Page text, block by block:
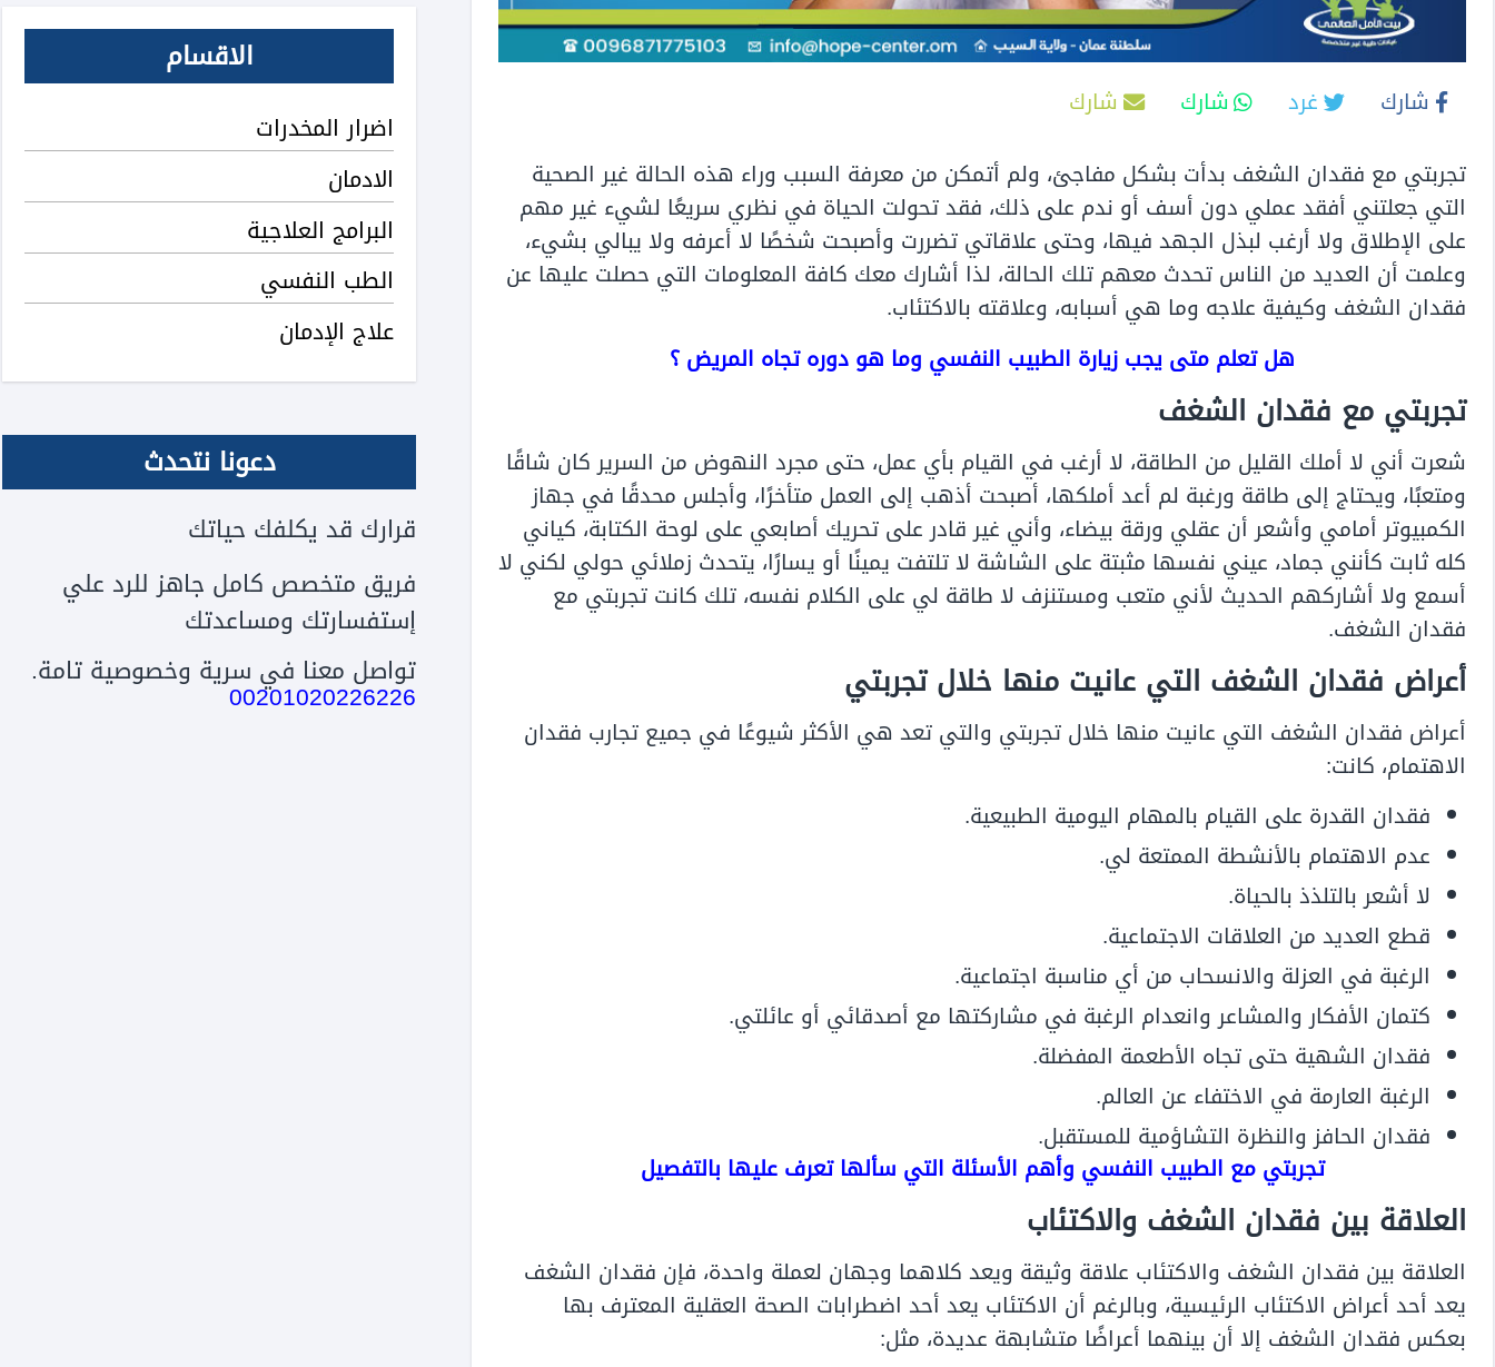
شارك غرد شارك
شارك
تجربتي مع فقدان الشغف بدأت بشكل مفاجئ، ولم أتمكن من معرفة السبب وراء هذه الحالة غير الصحية
التي جعلتني أفقد عملي دون أسف أو ندم على ذلك، فقد تحولت الحياة في نظري سريعًا لشيء غير مهم
على الإطلاق ولا أرغب لبذل الجهد فيها، وحتى علاقاتي تضررت وأصبحت شخصًا لا أعرفه ولا يبالي بشيء،
وعلمت أن العديد من الناس تحدث معهم تلك الحالة، لذا أشارك معك كافة المعلومات التي حصلت عليها عن
فقدان الشغف وكيفية علاجه وما هي أسبابه، وعلاقته بالاكتئاب.
هل تعلم متى يجب زيارة الطبيب النفسي وما هو دوره تجاه المريض ؟
تجربتي مع فقدان الشغف
شعرت أني لا أملك القليل من الطاقة، لا أرغب في القيام بأي عمل، حتى مجرد النهوض من السرير كان شاقًا
ومتعبًا، ويحتاج إلى طاقة ورغبة لم أعد أملكها، أصبحت أذهب إلى العمل متأخرًا، وأجلس محدقًا في جهاز
الكمبيوتر أمامي وأشعر أن عقلي ورقة بيضاء، وأني غير قادر على تحريك أصابعي على لوحة الكتابة، كياني
كله ثابت كأنني جماد، عيني نفسها مثبتة على الشاشة لا تلتفت يمينًا أو يسارًا، يتحدث زملائي حولي لكني لا
أسمع ولا أشاركهم الحديث لأني متعب ومستنزف لا طاقة لي على الكلام نفسه، تلك كانت تجربتي مع
فقدان الشغف.
أعراض فقدان الشغف التي عانيت منها خلال تجربتي
أعراض فقدان الشغف التي عانيت منها خلال تجربتي والتي تعد هي الأكثر شيوعًا في جميع تجارب فقدان
الاهتمام، كانت:
فقدان القدرة على القيام بالمهام اليومية الطبيعية.
عدم الاهتمام بالأنشطة الممتعة لي.
لا أشعر بالتلذذ بالحياة.
قطع العديد من العلاقات الاجتماعية.
الرغبة في العزلة والانسحاب من أي مناسبة اجتماعية.
كتمان الأفكار والمشاعر وانعدام الرغبة في مشاركتها مع أصدقائي أو عائلتي.
فقدان الشهية حتى تجاه الأطعمة المفضلة.
الرغبة العارمة في الاختفاء عن العالم.
فقدان الحافز والنظرة التشاؤمية للمستقبل.
تجربتي مع الطبيب النفسي وأهم الأسئلة التي سألها تعرف عليها بالتفصيل
العلاقة بين فقدان الشغف والاكتئاب
العلاقة بين فقدان الشغف والاكتئاب علاقة وثيقة ويعد كلاهما وجهان لعملة واحدة، فإن فقدان الشغف
يعد أحد أعراض الاكتئاب الرئيسية، وبالرغم أن الاكتئاب يعد أحد اضطرابات الصحة العقلية المعترف بها
بعكس فقدان الشغف إلا أن بينهما أعراضًا متشابهة عديدة، مثل:
الاقسام
اضرار المخدرات
الادمان
البرامج العلاجية
الطب النفسي
علاج الإدمان
دعونا نتحدث
قرارك قد يكلفك حياتك
فريق متخصص كامل جاهز للرد علي
إستفسارتك ومساعدتك
تواصل معنا في سرية وخصوصية تامة.
00201020226226